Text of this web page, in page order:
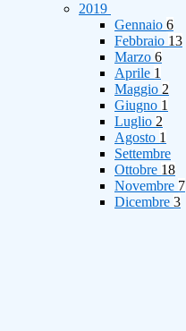
2019
Gennaio 6
Febbraio 13
Marzo 6
Aprile 1
Maggio 2
Giugno 1
Luglio 2
Agosto 1
Settembre
Ottobre 18
Novembre 7
Dicembre 3